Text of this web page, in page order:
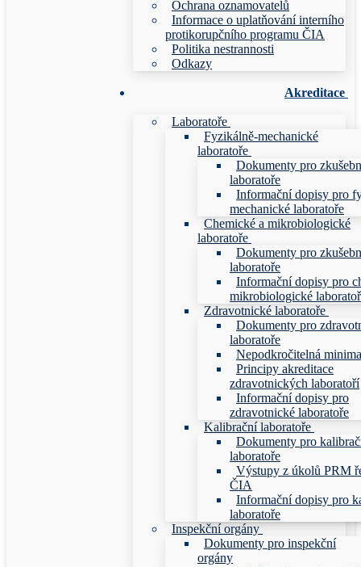
Ochrana oznamovatelů
Informace o uplatňování interního
protikorupčního programu ČIA
Politika nestrannosti
Odkazy
Akreditace
Laboratoře
Fyzikálně-mechanické
laboratoře
Dokumenty pro
laboratoře
Informační dopisy pro
mechanické laboratoře
Chemické a mikrobiologické
laboratoře
Dokumenty pro
laboratoře
Informační dopisy pro
mikrobiologické
Zdravotnické laboratoře
Dokumenty pro
laboratoře
Nepodkročitelná minima
Principy akreditace
zdravotnických laboratoří
Informační dopisy pro
zdravotnické laboratoře
Kalibrační laboratoře
Dokumenty pro
laboratoře
Výstupy z úkolů PRM
ČIA
Informační dopisy pro
laboratoře
Inspekční orgány
Dokumenty pro inspekční
orgány